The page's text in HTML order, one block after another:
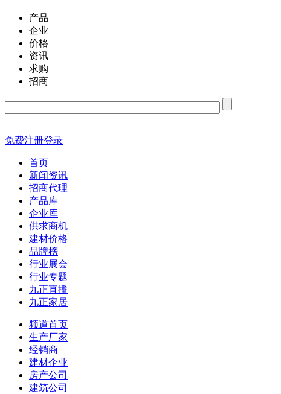
产品
企业
价格
资讯
求购
招商
免费注册登录
首页
新闻资讯
招商代理
产品库
企业库
供求商机
建材价格
品牌榜
行业展会
行业专题
九正直播
九正家居
频道首页
生产厂家
经销商
建材企业
房产公司
建筑公司